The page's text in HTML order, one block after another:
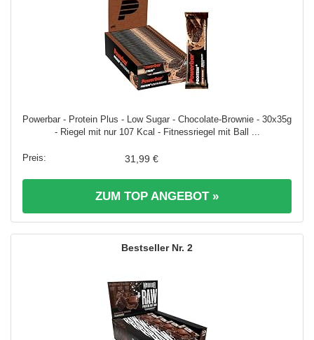
Powerbar - Protein Plus - Low Sugar - Chocolate-Brownie - 30x35g
- Riegel mit nur 107 Kcal - Fitnessriegel mit Ball ...
31,99 €
ZUM TOP ANGEBOT »
2